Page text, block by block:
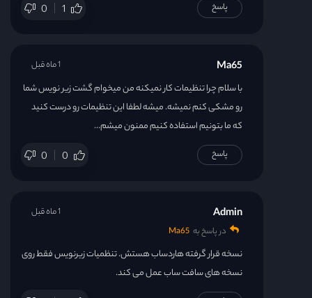
قسمت 30
قسمت 32
قسمت 33
قسمت 35
0 1 پاسخ
Ma65
با سلام چرا تنظیمات کار نمیکنه من میخوام گشت زیر نویس شما
رو مشکی کنم نمیشه. میشه لطفا این تنظیمات رو درست کنید
که ما بتونیم استفاده کنیم ممنون میشم…
0 0
1 ماه قبل
پاسخ
Admin
در پاسخ به Ma65
نسخه قرار گرفته هاردساب هستش. تنظمیات زیرنویس فقط روی
نسخه های سافت ساب عمل می کند.
1 ماه قبل